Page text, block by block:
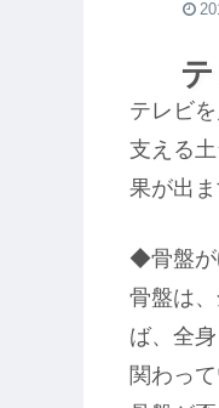
テレビ
支える
果が出
◆骨盤が
骨盤は
ば、全
関わって